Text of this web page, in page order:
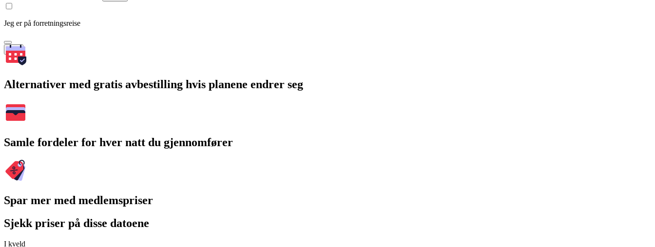
Jeg er på forretningsreise
Søk
Alternativer med gratis avbestilling hvis planene endrer seg
Samle fordeler for hver natt du gjennomfører
Spar mer med medlemspriser
Sjekk priser på disse datoene
I kveld